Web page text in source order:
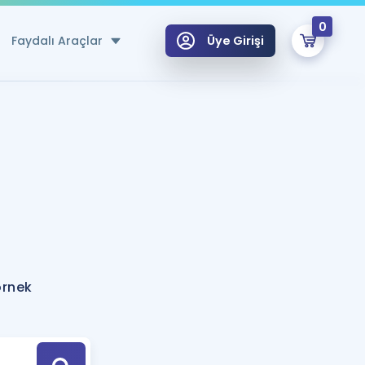
Faydalı Araçlar
Hesaplama Aracı
için Öneriler
Tek Takvimde
Üye Girişi
0